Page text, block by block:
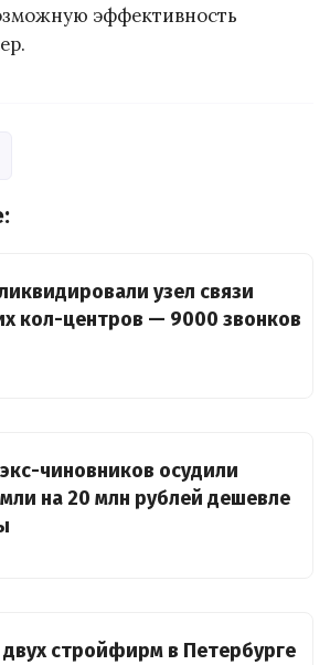
эффективность
узел связи
кол-центров — 9000 звонков
чиновников осудили
на 20 млн рублей дешевле
стройфирм в Петербурге